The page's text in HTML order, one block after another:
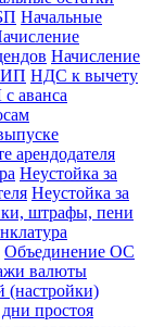
Начальные
Начисление
ИП НДС к вычету
аванса
арендодателя
Неустойка за
Неустойка за
штрафы, пени
Объединение ОС
валюты
(настройки)
простоя